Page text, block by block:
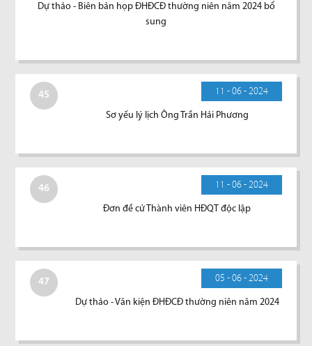
Dự thảo - Biên bản họp ĐHĐCĐ thường niên năm 2024 bổ
sung
45 11 - 06 - 2024
Sơ yếu lý lịch Ông Trần Hải Phương
46 11 - 06 - 2024
Đơn đề cử Thành viên HĐQT độc lập
47 05 - 06 - 2024
Dự thảo - Văn kiện ĐHĐCĐ thường niên năm 2024